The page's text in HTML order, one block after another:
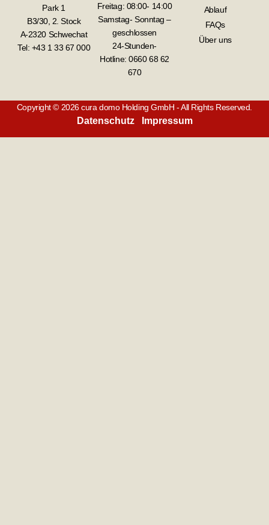
Park 1
B3/30, 2. Stock
A-2320 Schwechat
Tel: +43 1 33 67 000
Freitag: 08:00- 14:00
Samstag- Sonntag –
geschlossen
24-Stunden-
Hotline: 0660 68 62
670
Ablauf
FAQs
Über uns
Copyright © 2026 cura domo Holding GmbH - All Rights Reserved.
Datenschutz Impressum